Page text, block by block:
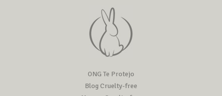
ONG Te Protejo
Blog Cruelty-free